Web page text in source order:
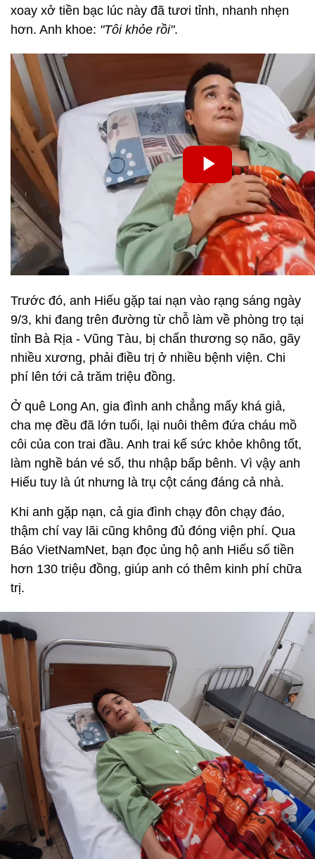
xoay xở tiền bạc lúc này đã tươi tỉnh, nhanh nhẹn
hơn. Anh khoe: "Tôi khỏe rồi".
Trước đó, anh Hiếu gặp tai nạn vào rạng sáng ngày
9/3, khi đang trên đường từ chỗ làm về phòng trọ tại
tỉnh Bà Rịa - Vũng Tàu, bị chấn thương sọ não, gãy
nhiều xương, phải điều trị ở nhiều bệnh viện. Chi
phí lên tới cả trăm triệu đồng.
Ở quê Long An, gia đình anh chẳng mấy khá giả,
cha mẹ đều đã lớn tuổi, lại nuôi thêm đứa cháu mồ
côi của con trai đầu. Anh trai kế sức khỏe không tốt,
làm nghề bán vé số, thu nhập bấp bênh. Vì vậy anh
Hiếu tuy là út nhưng là trụ cột cáng đáng cả nhà.
Khi anh gặp nạn, cả gia đình chạy đôn chạy đáo,
thậm chí vay lãi cũng không đủ đóng viện phí. Qua
Báo VietNamNet, bạn đọc ủng hộ anh Hiếu số tiền
hơn 130 triệu đồng, giúp anh có thêm kinh phí chữa
trị.